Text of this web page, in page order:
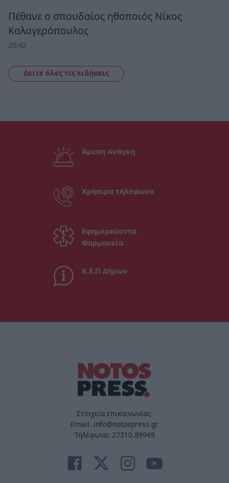
Πέθανε ο σπουδαίος ηθοποιός Νίκος
Καλογερόπουλος
20:42
Δείτε όλες τις ειδήσεις
Άμεση Ανάγκη
Χρήσιμα τηλέφωνα
Εφημερεύοντα
Φαρμακεία
Κ.Ε.Π Δήμων
Στοιχεία επικοινωνίας:
Email. info@notospress.gr
Τηλέφωνο: 27310.89949